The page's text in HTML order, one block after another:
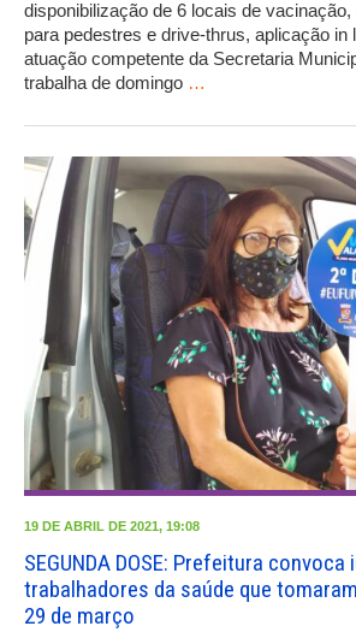
disponibilização de 6 locais de
para pedestres e drive-thrus, aplicação in
atuação competente da Secretaria
trabalha de domingo …
19 DE ABRIL DE 2021, 19:08
SEGUNDA DOSE: Prefeitura convoca
trabalhadores da saúde que
29 de março